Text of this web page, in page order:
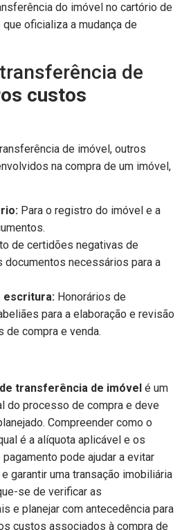
do imóvel no cartório de
oficializa a mudança de
de
custos
de imóvel, outros
na compra de um imóvel,
Para o registro do imóvel e a
de certidões negativas de
documentos necessários para a
escritura: Honorários de
para a elaboração e revisão
de compra e venda.
transferência de imóvel é um
do processo de compra e deve
Compreender como o
é a alíquota aplicável e os
pode ajudar a evitar
garantir uma transação imobiliária
se de verificar as
e planejar com antecedência para
custos associados à compra de